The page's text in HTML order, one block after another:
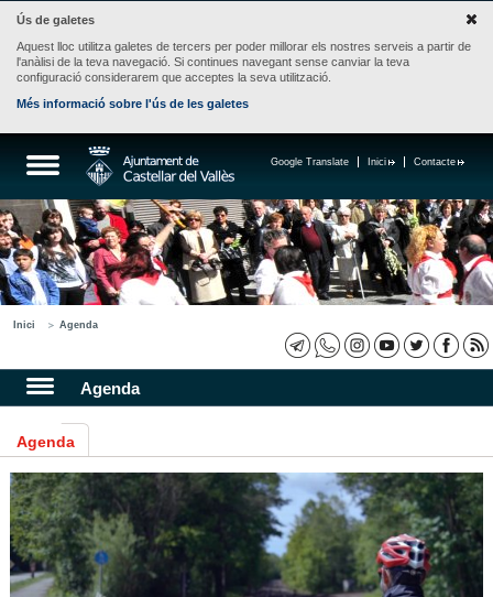
Ús de galetes
Aquest lloc utilitza galetes de tercers per poder millorar els nostres serveis a partir de
l'anàlisi de la teva navegació. Si continues navegant sense canviar la teva
configuració considerarem que acceptes la seva utilització.
Més informació sobre l'ús de les galetes
Contacte
Inici
Google Translate
Inici Agenda
Agenda
Agenda